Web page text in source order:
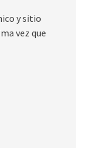
y sitio
vez que